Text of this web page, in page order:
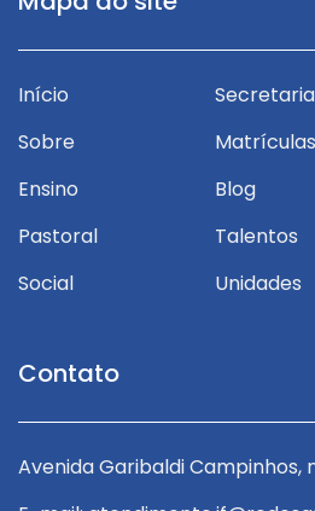
Início
Sobre
Ensino
Pastoral
Social
Secretaria
Matrículas
Blog
Talentos
Unidades
Contato
Avenida Garibaldi Campinhos,